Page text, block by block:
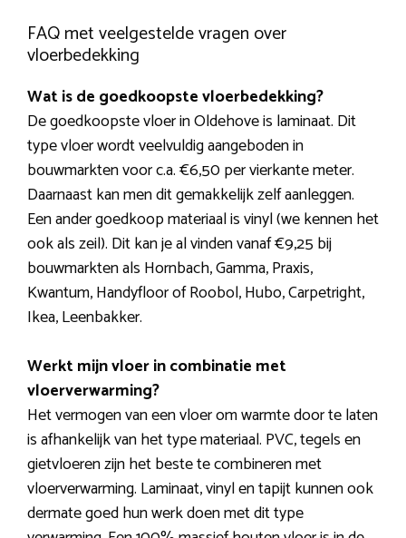
FAQ met veelgestelde vragen over
vloerbedekking
Wat is de goedkoopste vloerbedekking?
De goedkoopste vloer in Oldehove is laminaat. Dit
type vloer wordt veelvuldig aangeboden in
bouwmarkten voor c.a. €6,50 per vierkante meter.
Daarnaast kan men dit gemakkelijk zelf aanleggen.
Een ander goedkoop materiaal is vinyl (we kennen het
ook als zeil). Dit kan je al vinden vanaf €9,25 bij
bouwmarkten als Hornbach, Gamma, Praxis,
Kwantum, Handyfloor of Roobol, Hubo, Carpetright,
Ikea, Leenbakker.
Werkt mijn vloer in combinatie met
vloerverwarming?
Het vermogen van een vloer om warmte door te laten
is afhankelijk van het type materiaal. PVC, tegels en
gietvloeren zijn het beste te combineren met
vloerverwarming. Laminaat, vinyl en tapijt kunnen ook
dermate goed hun werk doen met dit type